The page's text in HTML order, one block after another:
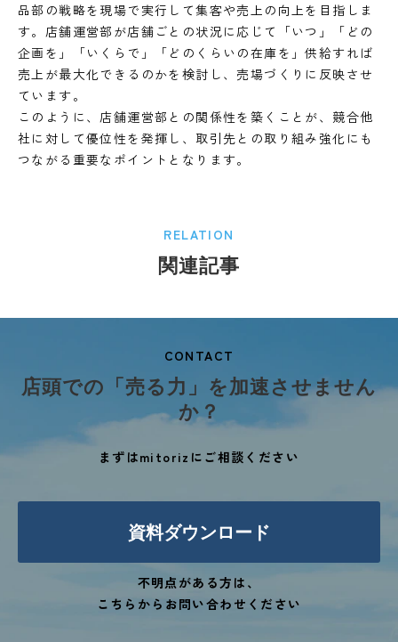
品部の戦略を現場で実行して集客や売上の向上を目指しま
す。店舗運営部が店舗ごとの状況に応じて「いつ」「どの
企画を」「いくらで」「どのくらいの在庫を」供給すれば
売上が最大化できるのかを検討し、売場づくりに反映させ
ています。
このように、店舗運営部との関係性を築くことが、競合他
社に対して優位性を発揮し、取引先との取り組み強化にも
つながる重要なポイントとなります。
RELATION
関連記事
CONTACT
店頭での「売る力」を加速させません
か？
まずはmitorizにご相談ください
資料ダウンロード
不明点がある方は、
こちらからお問い合わせください